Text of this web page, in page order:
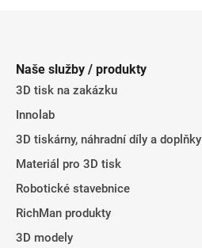
Naše služby / produkty
3D tisk na zakázku
Innolab
3D tiskárny, náhradní díly a doplňky
Materiál pro 3D tisk
Robotické stavebnice
RichMan produkty
3D modely